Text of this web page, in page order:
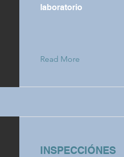
laboratorio
Read More
INSPECCIÓNES